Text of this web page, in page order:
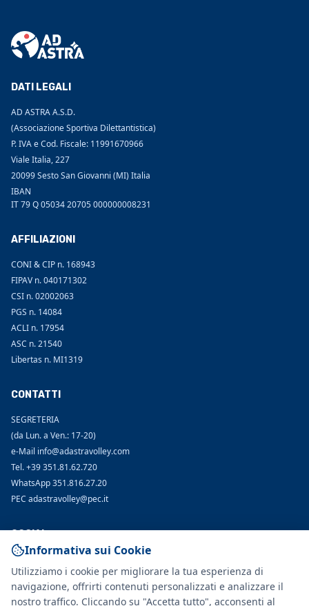
DATI LEGALI
AD ASTRA A.S.D.
(Associazione Sportiva Dilettantistica)
P. IVA e Cod. Fiscale: 11991670966
Viale Italia, 227
20099 Sesto San Giovanni (MI) Italia
IBAN
IT 79 Q 05034 20705 000000008231
AFFILIAZIONI
CONI & CIP n. 168943
FIPAV n. 040171302
CSI n. 02002063
PGS n. 14084
ACLI n. 17954
ASC n. 21540
Libertas n. MI1319
CONTATTI
SEGRETERIA
(da Lun. a Ven.: 17-20)
e-Mail info@adastravolley.com
Tel. +39 351.81.62.720
WhatsApp 351.816.27.20
PEC adastravolley@pec.it
SOCIAL
> TikTok
> Facebook
> Instagram
Informativa sui Cookie
Utilizziamo i cookie per migliorare la tua esperienza di
navigazione, offrirti contenuti personalizzati e analizzare il
nostro traffico. Cliccando su "Accetta tutto", acconsenti al